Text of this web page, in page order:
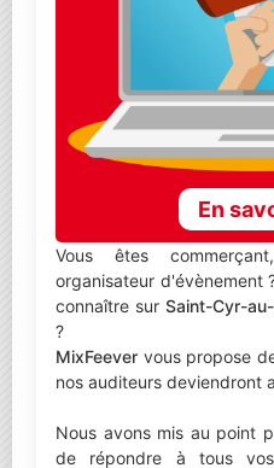
En
Vous êtes
organisateur d'évènement
connaître surSaint-Cyr-
?
MixFeever vous propose
nos auditeurs deviendront
Nous avons mis au point
de répondre à tous